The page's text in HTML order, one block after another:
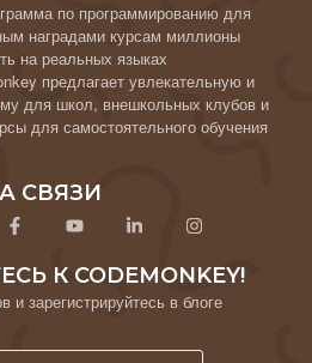
по программированию для
наградами курсам миллионы
на реальных языках
предлагает увлекательную и
для школ, внешкольных клубов и
для самостоятельного обучения
СВЯЗИ
К CODEMONKEY!
и зарегистрируйтесь в блоге